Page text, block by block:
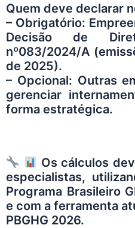
Quem deve declarar
– Obrigatório:
Decisão de
nº083/2024/A
de 2025).
– Opcional: Outras
gerenciar
forma estratégica.
Os cálculos
especialistas,
Programa Brasileiro
e com a ferramenta
PBGHG 2026.